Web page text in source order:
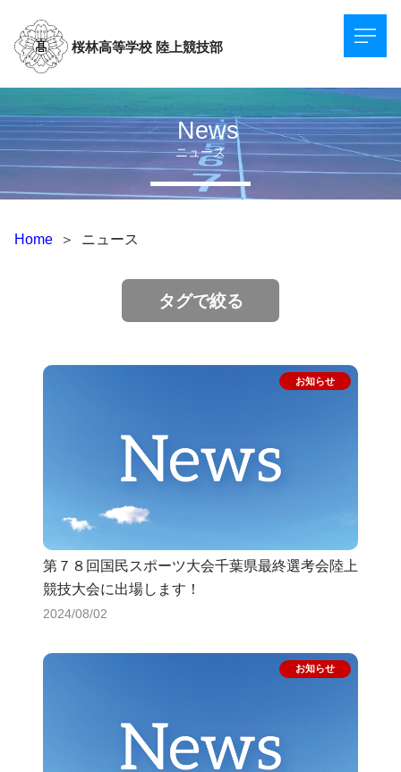
桜林高等学校 陸上競技部
ニュース
News
Home ＞ ニュース
タグで絞る
第７８回国民スポーツ大会千葉県最終選考会陸上
競技大会に出場します！
2024/08/02